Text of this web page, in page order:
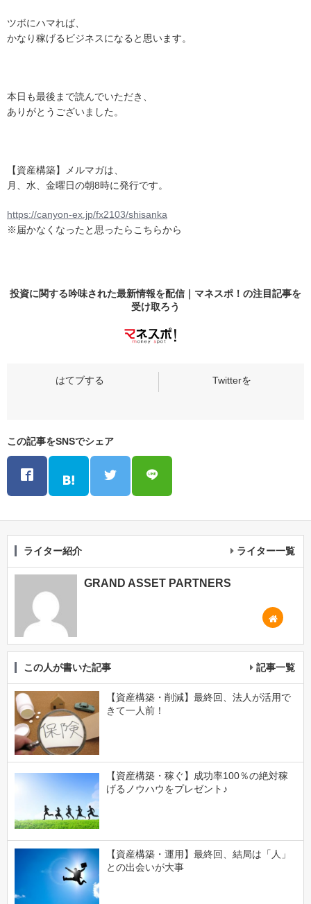
ツボにハマれば、
かなり稼げるビジネスになると思います。
本日も最後まで読んでいただき、
ありがとうございました。
【資産構築】メルマガは、
月、水、金曜日の朝8時に発行です。
https://canyon-ex.jp/fx2103/shisanka
※届かなくなったと思ったらこちらから
投資に関する吟味された最新情報を配信｜マネスポ！の注目記事を
受け取ろう
この記事をSNSでシェア
ライター紹介 ライター一覧
GRAND ASSET PARTNERS
この人が書いた記事 記事一覧
【資産構築・削減】最終回、法人が活用で
きて一人前！
【資産構築・稼ぐ】成功率100％の絶対稼
げるノウハウをプレゼント♪
【資産構築・運用】最終回、結局は「人」
との出会いが大事